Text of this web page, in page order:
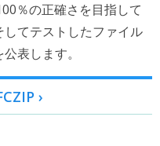
％の正確さを目指して
てテストしたファイル
表します。
›